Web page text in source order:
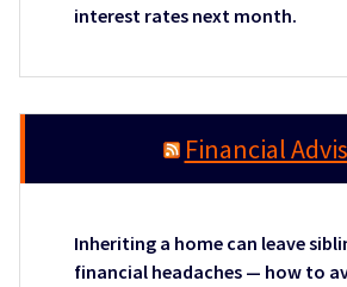
interest rates next month.
Financial
Inheriting a home can leave
financial headaches — how to